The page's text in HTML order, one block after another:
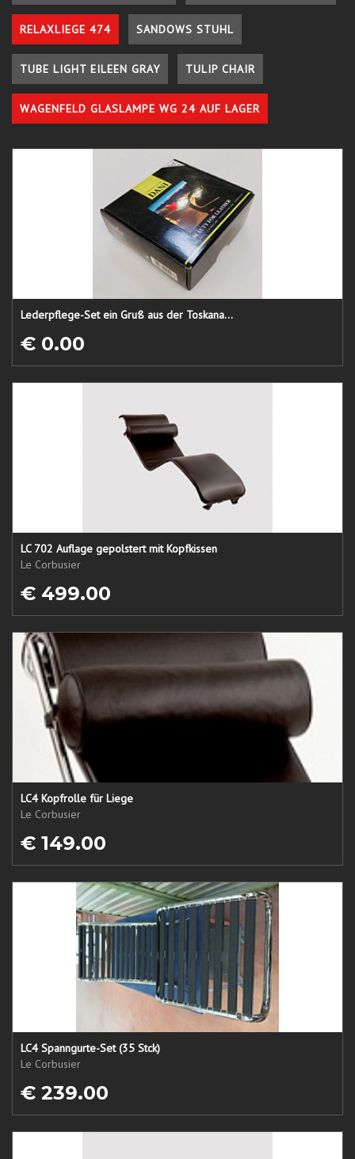
RELAXLIEGE 474 SANDOWS STUHL
TUBE LIGHT EILEEN GRAY TULIP CHAIR
WAGENFELD GLASLAMPE WG 24 AUF LAGER
Lederpflege-Set ein Gruß aus der Toskana...
€ 0.00
LC 702 Auflage gepolstert mit Kopfkissen
Le Corbusier
€ 499.00
LC4 Kopfrolle für Liege
Le Corbusier
€ 149.00
LC4 Spanngurte-Set (35 Stck)
Le Corbusier
€ 239.00